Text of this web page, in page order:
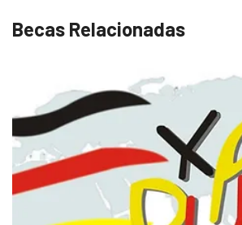
Becas Relacionadas